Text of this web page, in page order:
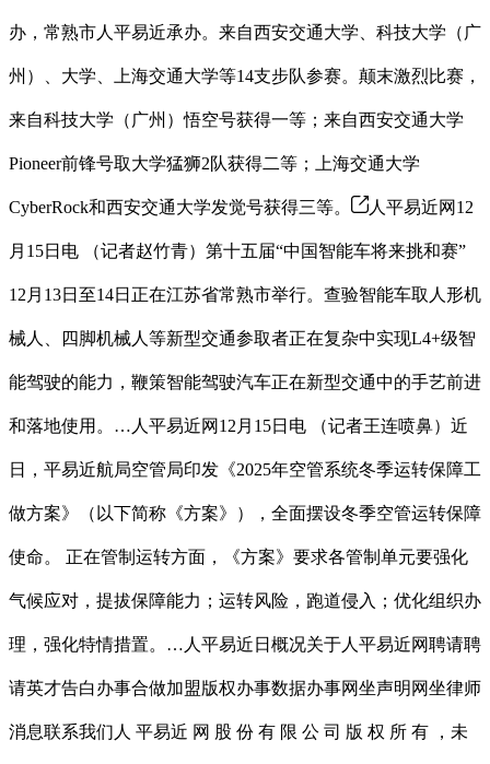
办，常熟市人平易近承办。来自西安交通大学、科技大学（广
州）、大学、上海交通大学等14支步队参赛。颠末激烈比赛，
来自科技大学（广州）悟空号获得一等；来自西安交通大学
Pioneer前锋号取大学猛狮2队获得二等；上海交通大学
CyberRock和西安交通大学发觉号获得三等。 人平易近网12
月15日电 （记者赵竹青）第十五届“中国智能车将来挑和赛”
12月13日至14日正在江苏省常熟市举行。查验智能车取人形机
械人、四脚机械人等新型交通参取者正在复杂中实现L4+级智
能驾驶的能力，鞭策智能驾驶汽车正在新型交通中的手艺前进
和落地使用。…人平易近网12月15日电 （记者王连喷鼻）近
日，平易近航局空管局印发《2025年空管系统冬季运转保障工
做方案》（以下简称《方案》），全面摆设冬季空管运转保障
使命。 正在管制运转方面，《方案》要求各管制单元要强化
气候应对，提拔保障能力；运转风险，跑道侵入；优化组织办
理，强化特情措置。…人平易近日概况关于人平易近网聘请聘
请英才告白办事合做加盟版权办事数据办事网坐声明网坐律师
消息联系我们人 平易近 网 股 份 有 限 公 司 版 权 所 有 ，未